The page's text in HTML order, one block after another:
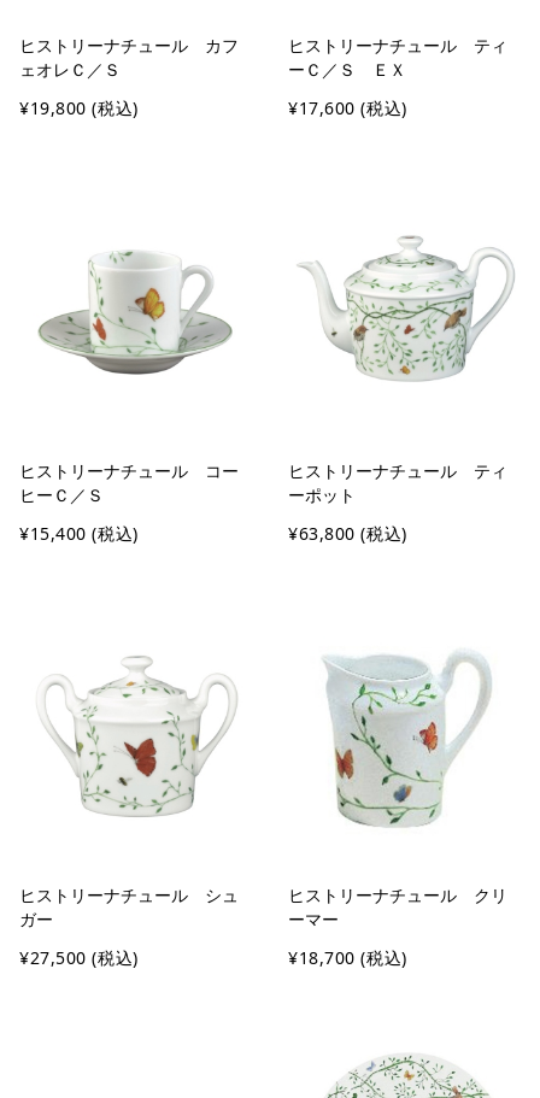
ヒストリーナチュール カフ
ェオレＣ／Ｓ
¥19,800 (税込)
ヒストリーナチュール ティ
ーＣ／Ｓ ＥＸ
¥17,600 (税込)
ヒストリーナチュール コー
ヒーＣ／Ｓ
¥15,400 (税込)
ヒストリーナチュール ティ
ーポット
¥63,800 (税込)
ヒストリーナチュール シュ
ガー
¥27,500 (税込)
ヒストリーナチュール クリ
ーマー
¥18,700 (税込)